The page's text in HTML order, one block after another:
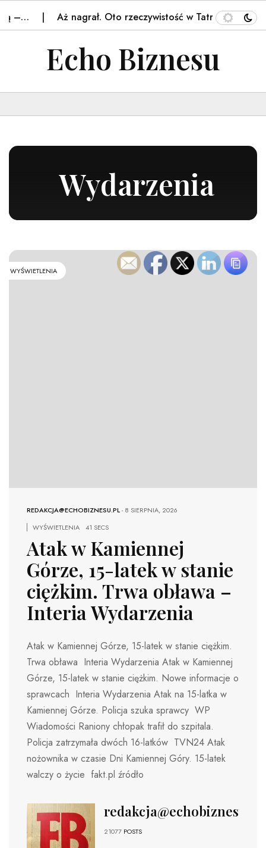
Aż nagrał. Oto rzeczywistość w Tatrach. Poruszenie
Echo Biznesu
Wydarzenia
WYŚWIETLENIA
REDAKCJA@ECHOBIZNESU.PL-8 SIERPNIA, 2026
WYŚWIETLENIA
41 SECS
Atak w Kamiennej
Górze, 15-latek w stanie
ciężkim. Trwa obława –
Interia Wydarzenia
Atak w Kamiennej Górze, 15-latek w stanie ciężkim.
Trwa obława Interia Wydarzenia Atak w Kamiennej
Górze, 15-latek w stanie ciężkim. Nowe informacje o
sprawcach Interia Wydarzenia Atak na 15-latka w
Kamiennej Górze. Policja szuka sprawcy WP
Wiadomości Raniony chłopak trafił do szpitala.
Policja zatrzymała dwóch 16-latków TVN24 Atak
nożownika w czasie Dni Kamiennej Góry. 15-latek
walczy o życie fakt.pl źródło
redakcja@echobiznesu.pl
21077 POSTS